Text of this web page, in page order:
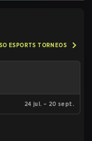
ESPORTS TORNEOS
24 jul. – 20 sept.